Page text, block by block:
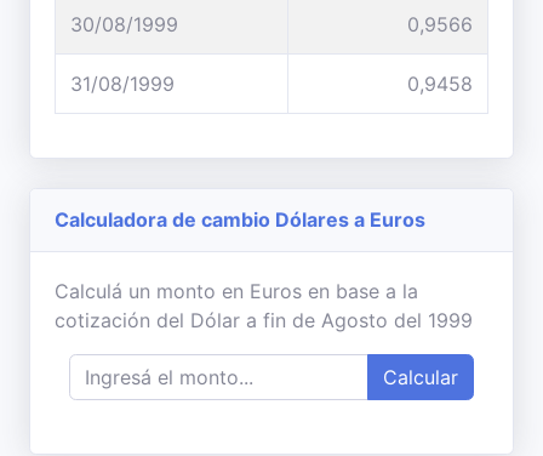
30/08/1999 0,9566
31/08/1999 0,9458
Calculadora de cambio Dólares a Euros
Calculá un monto en Euros en base a la
cotización del Dólar a fin de Agosto del 1999
Calcular